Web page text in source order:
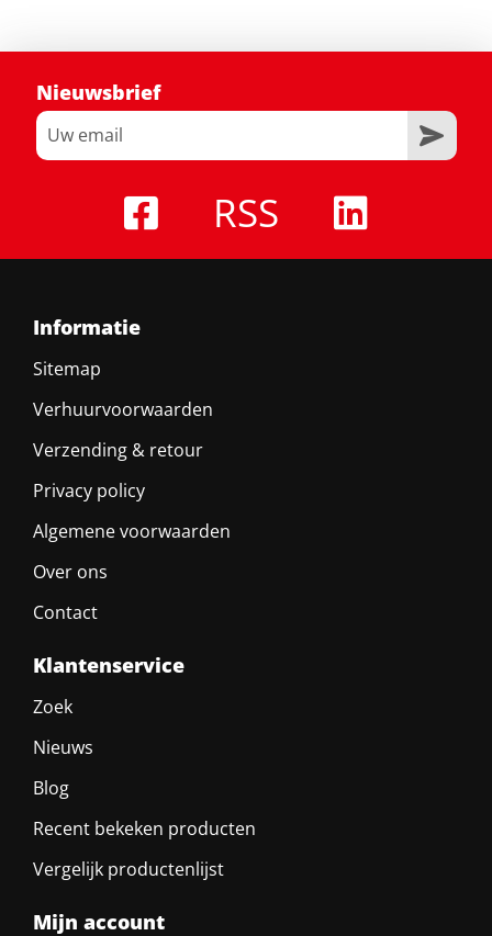
Nieuwsbrief
RSS
Informatie
Sitemap
Verhuurvoorwaarden
Verzending & retour
Privacy policy
Algemene voorwaarden
Over ons
Contact
Klantenservice
Zoek
Nieuws
Blog
Recent bekeken producten
Vergelijk productenlijst
Mijn account